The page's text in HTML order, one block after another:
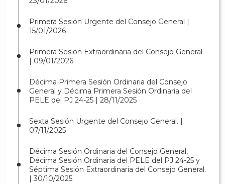
Primera Sesión Urgente del Consejo General |
15/01/2026
Primera Sesión Extraordinaria del Consejo General
| 09/01/2026
Décima Primera Sesión Ordinaria del Consejo
General y Décima Primera Sesión Ordinaria del
PELE del PJ 24-25 | 28/11/2025
Sexta Sesión Urgente del Consejo General. |
07/11/2025
Décima Sesión Ordinaria del Consejo General,
Décima Sesión Ordinaria del PELE del PJ 24-25 y
Séptima Sesión Extraordinaria del Consejo General.
| 30/10/2025